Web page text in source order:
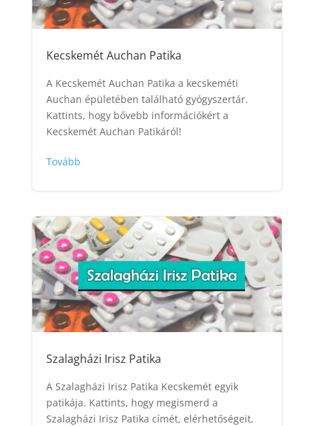
Kecskemét Auchan Patika
A Kecskemét Auchan Patika a kecskeméti
Auchan épületében található gyógyszertár.
Kattints, hogy bővebb információkért a
Kecskemét Auchan Patikáról!
Tovább
Szalagházi Irisz Patika
A Szalagházi Irisz Patika Kecskemét egyik
patikája. Kattints, hogy megismerd a
Szalagházi Irisz Patika címét, elérhetőségeit,